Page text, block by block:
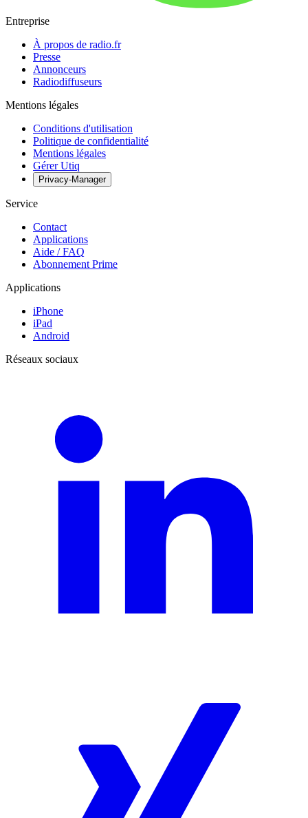
Entreprise
À propos de radio.fr
Presse
Annonceurs
Radiodiffuseurs
Mentions légales
Conditions d'utilisation
Politique de confidentialité
Mentions légales
Gérer Utiq
Privacy-Manager
Service
Contact
Applications
Aide / FAQ
Abonnement Prime
Applications
iPhone
iPad
Android
Réseaux sociaux